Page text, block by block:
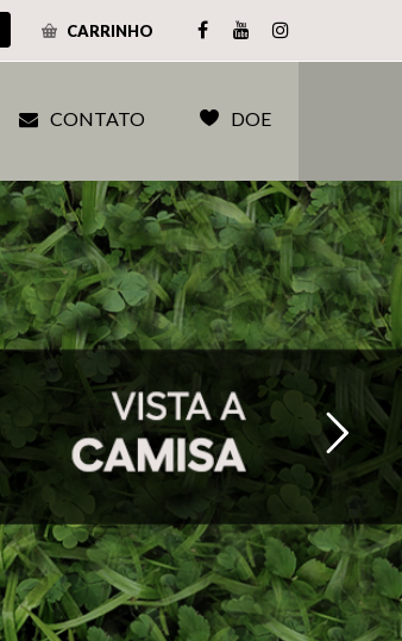
CARRINHO
CONTATO DOE